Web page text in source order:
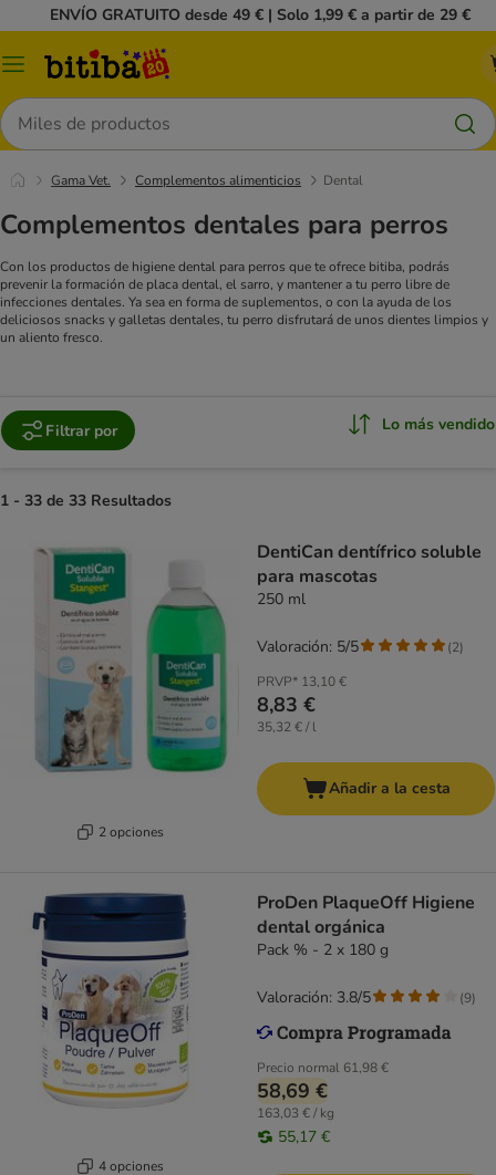
ENVÍO GRATUITO desde 49 € | Solo 1,99 € a partir de 29 €
Menú
Buscar
Gama Vet. Complementos alimenticios Dental
Complementos dentales para perros
Con los productos de higiene dental para perros que te ofrece bitiba, podrás
prevenir la formación de placa dental, el sarro, y mantener a tu perro libre de
infecciones dentales. Ya sea en forma de suplementos, o con la ayuda de los
deliciosos snacks y galletas dentales, tu perro disfrutará de unos dientes limpios y
un aliento fresco.
Filtrar por Lo más vendido
1 - 33 de 33 Resultados
2 opciones
DentiCan dentífrico soluble
para mascotas
250 ml
PRVP* 13,10 €
8,83 €
35,32 € / l
Valoración: 5/5 (2)
Añadir a la cesta
4 opciones
ProDen PlaqueOff Higiene
dental orgánica
Pack % - 2 x 180 g
Precio normal 61,98 €
58,69 €
163,03 € / kg
55,17 €
Valoración: 3.8/5 (9)